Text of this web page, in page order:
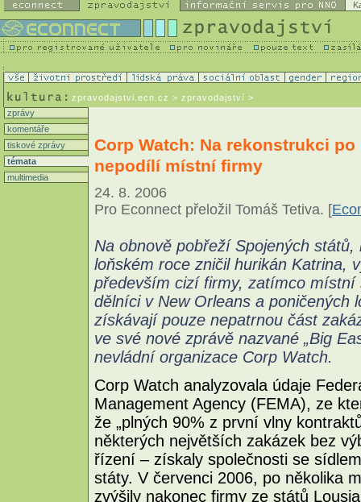
zpravodajstvi.ecn.cz > zpravodajství >
zprávy
komentáře
tiskové zprávy
témata
multimedia
Corp Watch: Na rekonstrukci
nepodílí místní firmy
24. 8. 2006
Pro Econnect přeložil Tomáš Tetiva. [
Na obnově pobřeží Spojených států,
loňském roce zničil hurikán Katrina,
především cizí firmy, zatímco místní
dělníci v New Orleans a poničených
získávají pouze nepatrnou část
ve své nové zprávě nazvané „Big
nevládní organizace Corp Watch.
Corp Watch analyzovala údaje
Management Agency (FEMA), ze
že „plných 90% z první vlny
některých největších zakázek bez
řízení – získaly společnosti se
státy. V červenci 2006, po několika
zvýšily nakonec firmy ze států